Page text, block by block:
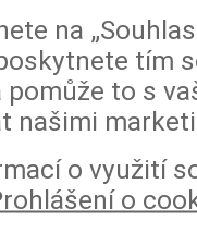
na
tím
pomůže to s
našimi
o využití
o